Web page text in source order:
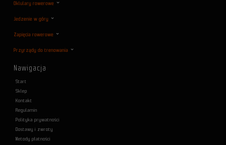
Oklulary rowerowe
Jedzenie w góry
Zapięcia rowerowe
Przyrządy do trenowania
Nawigacja
Start
Sklep
Kontakt
Regulamin
Polityka prywatności
Dostawy i zwroty
Metody płatności